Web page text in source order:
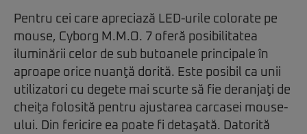
Pentru cei care apreciază LED-urile colorate pe
mouse, Cyborg M.M.O. 7 oferă posibilitatea
iluminării celor de sub butoanele principale în
aproape orice nuanţă dorită. Este posibil ca unii
utilizatori cu degete mai scurte să fie deranjaţi de
cheiţa folosită pentru ajustarea carcasei mouse-
ului. Din fericire ea poate fi detaşată. Datorită